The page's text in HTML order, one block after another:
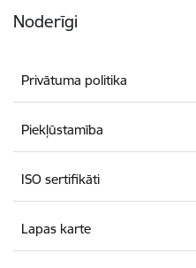
Noderīgi
Privātuma politika
Piekļūstamība
ISO sertifikāti
Lapas karte